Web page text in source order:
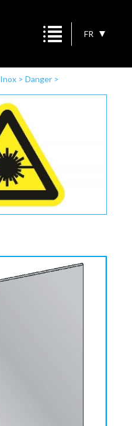
FR
Inox> Danger>